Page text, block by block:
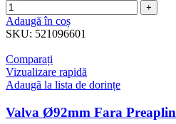
Adaugă în coș
SKU: 521096601
Comparați
Vizualizare rapidă
Adaugă la lista de dorințe
Valva Ø92mm Fara Preaplin